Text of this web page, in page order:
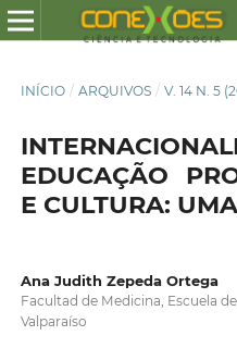
INÍCIO / ARQUIVOS / V. 14 N. 5
EDUCAÇÃO
E CULTURA:
Ana Judith Zepeda Ortega
Facultad de Medicina, Escuela
Valparaíso